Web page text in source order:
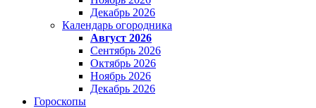
Декабрь 2026
Календарь огородника
Август 2026
Сентябрь 2026
Октябрь 2026
Ноябрь 2026
Декабрь 2026
Гороскопы